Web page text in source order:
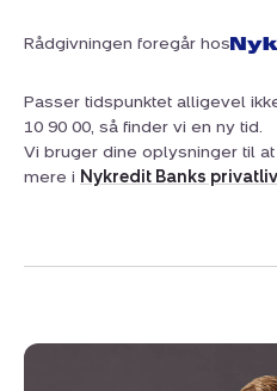
Rådgivningen foregår hos
Passer tidspunktet alligevel
10 90 00, så finder vi en ny tid.
Vi bruger dine oplysninger til
mere i Nykredit Banks